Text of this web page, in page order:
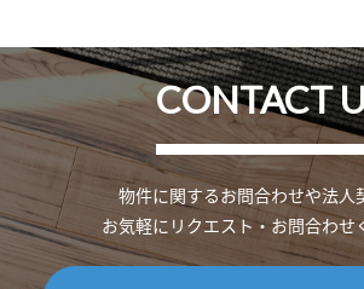
CONTACT
物件に関するお問合わせや法人
お気軽にリクエスト・お問合わせ